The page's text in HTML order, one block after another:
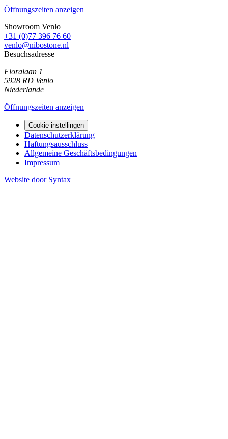
Öffnungszeiten anzeigen
Showroom Venlo
+31 (0)77 396 76 60
venlo@nibostone.nl
Besuchsadresse
Floralaan 1
5928 RD Venlo
Niederlande
Öffnungszeiten anzeigen
Cookie instellingen
Datenschutzerklärung
Haftungsausschluss
Allgemeine Geschäftsbedingungen
Impressum
Website door Syntax